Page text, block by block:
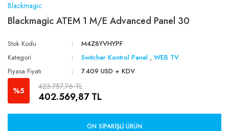
Blackmagic
Blackmagic ATEM 1 M/E Advanced Panel 30
Stok Kodu
M4Z8YVHYPF
Kategori
Switcher Kontrol Panel ,WEB TV
Piyasa Fiyatı
7.409 USD + KDV
%5 423.757,76 TL
402.569,87 TL
ÖN SIPARIŞLI ÜRÜN